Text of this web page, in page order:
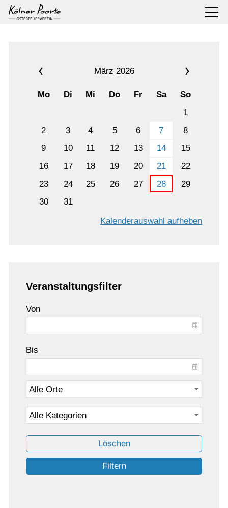
März 2026
Mo Di Mi Do Fr Sa
So
1
2
3 4 5 6 7
8
9
10 11 12 13 14
15
16
17 18 19 20 21
22
23
24 25 26 27 28
29
30
31
Kalenderauswahl aufheben
Veranstaltungsfilter
Von
Bis
Löschen
Filtern